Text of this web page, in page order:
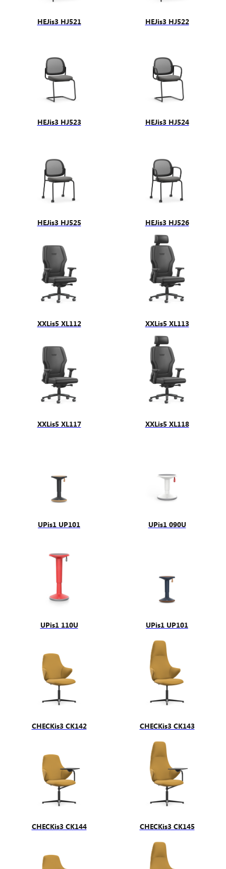
HEJis3 HJ521 HEJis3 HJ522
HEJis3 HJ523 HEJis3 HJ524
HEJis3 HJ525 HEJis3 HJ526
XXLis5 XL112 XXLis5 XL113
XXLis5 XL117 XXLis5 XL118
UPis1 UP101 UPis1 090U
UPis1 110U UPis1 UP101
CHECKis3 CK142 CHECKis3 CK143
CHECKis3 CK144 CHECKis3 CK145